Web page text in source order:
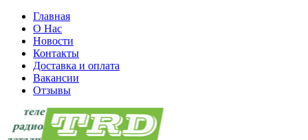
Главная
О Нас
Новости
Контакты
Доставка и оплата
Вакансии
Отзывы